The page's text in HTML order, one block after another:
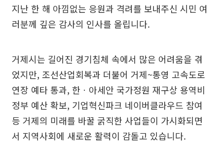
지난 한 해 아낌없는 응원과 격려를 보내주신 시민 여
러분께 깊은 감사의 인사를 올립니다.
거제시는 길어진 경기침체 속에서 많은 어려움을 겪
었지만, 조선산업회복과 더불어 거제~통영 고속도로
연장 예타 통과, 한ㆍ아세안 국가정원 재구상 용역비
정부 예산 확보, 기업혁신파크 네이버클라우드 참여
등 거제의 미래를 바꿀 굵직한 사업들이 가시화되면
서 지역사회에 새로운 활력이 감돌고 있습니다.